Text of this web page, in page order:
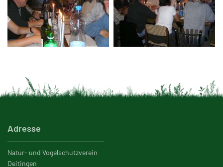
Adresse
Natur- und Vogelschutzverein
Deitingen